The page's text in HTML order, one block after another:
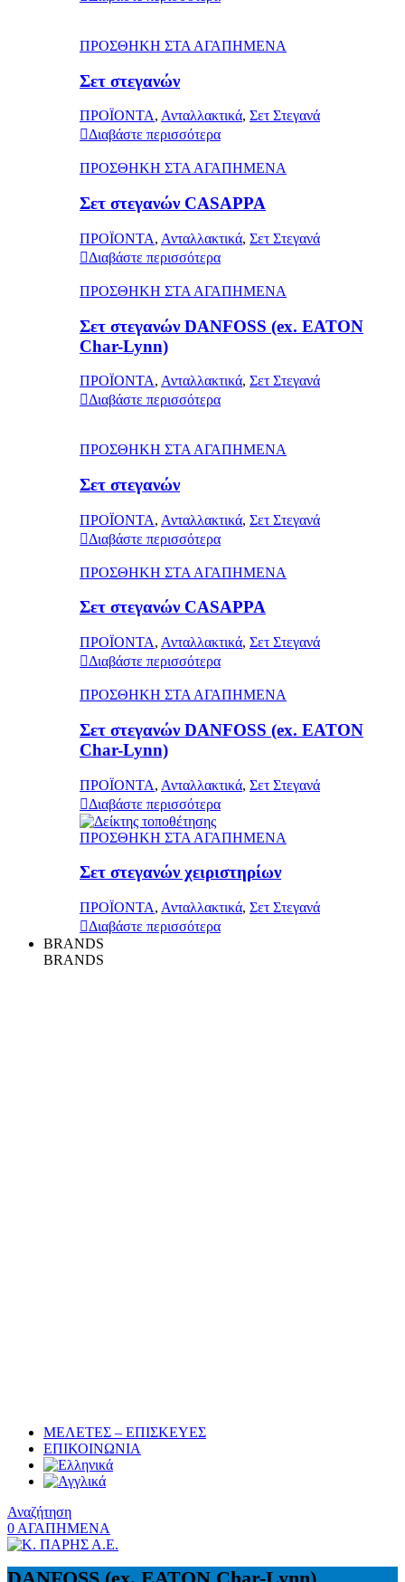
ΠΡΟΣΘΗΚΗ ΣΤΑ ΑΓΑΠΗΜΕΝΑ
Σετ στεγανών
ΠΡΟΪΟΝΤΑ, Ανταλλακτικά, Σετ Στεγανά
Διαβάστε περισσότερα
ΠΡΟΣΘΗΚΗ ΣΤΑ ΑΓΑΠΗΜΕΝΑ
Σετ στεγανών CASAPPA
ΠΡΟΪΟΝΤΑ, Ανταλλακτικά, Σετ Στεγανά
Διαβάστε περισσότερα
ΠΡΟΣΘΗΚΗ ΣΤΑ ΑΓΑΠΗΜΕΝΑ
Σετ στεγανών DANFOSS (ex. EATON
Char-Lynn)
ΠΡΟΪΟΝΤΑ, Ανταλλακτικά, Σετ Στεγανά
Διαβάστε περισσότερα
ΠΡΟΣΘΗΚΗ ΣΤΑ ΑΓΑΠΗΜΕΝΑ
Σετ στεγανών
ΠΡΟΪΟΝΤΑ, Ανταλλακτικά, Σετ Στεγανά
Διαβάστε περισσότερα
ΠΡΟΣΘΗΚΗ ΣΤΑ ΑΓΑΠΗΜΕΝΑ
Σετ στεγανών CASAPPA
ΠΡΟΪΟΝΤΑ, Ανταλλακτικά, Σετ Στεγανά
Διαβάστε περισσότερα
ΠΡΟΣΘΗΚΗ ΣΤΑ ΑΓΑΠΗΜΕΝΑ
Σετ στεγανών DANFOSS (ex. EATON
Char-Lynn)
ΠΡΟΪΟΝΤΑ, Ανταλλακτικά, Σετ Στεγανά
Διαβάστε περισσότερα
ΠΡΟΣΘΗΚΗ ΣΤΑ ΑΓΑΠΗΜΕΝΑ
Σετ στεγανών χειριστηρίων
ΠΡΟΪΟΝΤΑ, Ανταλλακτικά, Σετ Στεγανά
Διαβάστε περισσότερα
BRANDS
BRANDS
ΜΕΛΕΤΕΣ – ΕΠΙΣΚΕΥΕΣ
ΕΠΙΚΟΙΝΩΝΙΑ
Αναζήτηση
0 ΑΓΑΠΗΜΕΝΑ